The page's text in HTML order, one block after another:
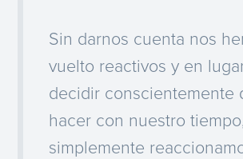
Sin darnos cuenta nos
vuelto reactivos y en
decidir conscientemente
hacer con nuestro
simplemente